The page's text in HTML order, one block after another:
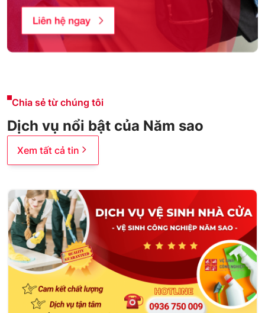
Chia sẻ từ chúng tôi
Dịch vụ nổi bật của Năm sao
Xem tất cả tin